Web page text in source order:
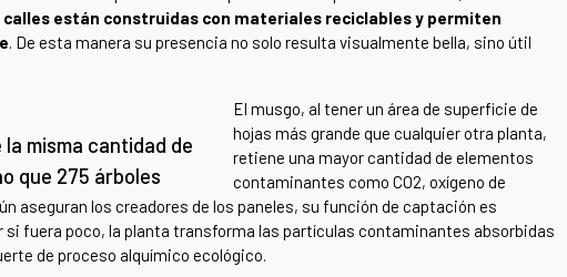
están construidas con materiales reciclables y permiten
. De esta manera su presencia no solo resulta visualmente bella, sino útil
misma cantidad de
que 275 árboles
El musgo, al tener un área de superficie de
hojas más grande que cualquier otra planta,
retiene una mayor cantidad de elementos
contaminantes como CO2, oxígeno de
aseguran los creadores de los paneles, su función de captación es
si fuera poco, la planta transforma las partículas contaminantes absorbidas
de proceso alquímico ecológico.